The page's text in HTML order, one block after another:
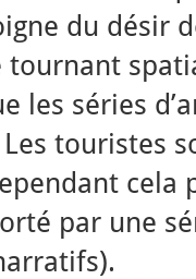
du désir
les séries
Les touristes
cela
par une